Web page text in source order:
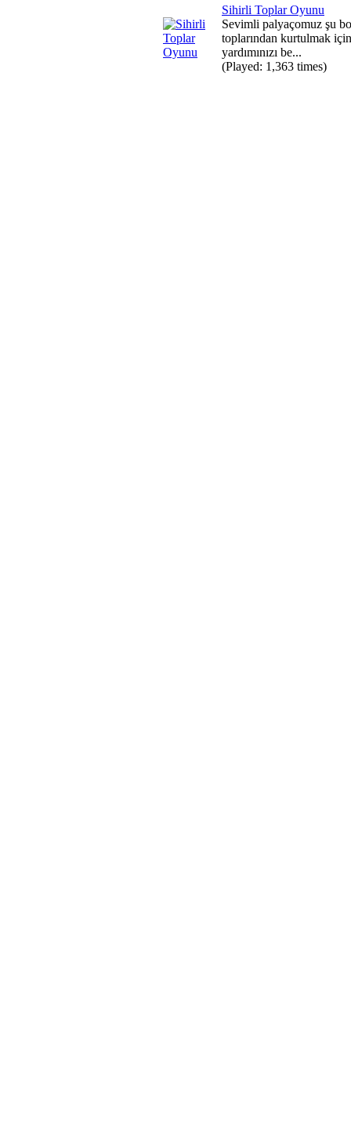
Sihirli Toplar Oyunu
Sevimli palyaçomuz şu
toplarından kurtulmak
yardımınızı be...
(Played: 1,363 times)